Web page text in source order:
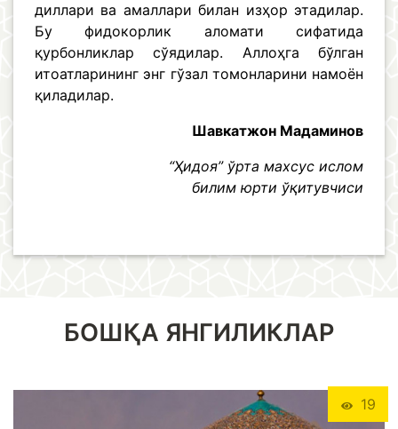
диллари ва амаллари билан изҳор этадилар.
Бу фидокорлик аломати сифатида
қурбонликлар сўядилар. Аллоҳга бўлган
итоатларининг энг гўзал томонларини намоён
қиладилар.
Шавкатжон Мадаминов
“Ҳидоя” ўрта махсус ислом
билим юрти ўқитувчиси
БОШҚА ЯНГИЛИКЛАР
19